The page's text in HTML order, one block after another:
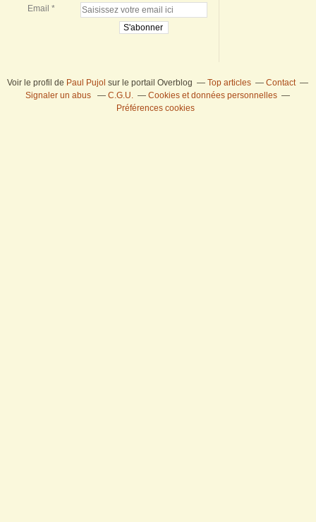
Email
Voir le profil de Paul Pujol sur le portail Overblog Top articles
Contact
Signaler un abus
C.G.U.
Cookies et données personnelles
Préférences cookies